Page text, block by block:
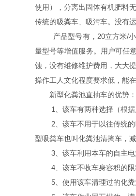
使用），分离出固体有机肥料
传统的吸粪车、吸污车。没有
产品型号有，20立方米/
量型号等增值服务。用户可任
蚀，没有维修维护费用，大大
操作工人文化程度要求低，能
新型化粪池直抽车的优势：
1
、该车有两种选择（根
2 、该车不用于以往传统
型吸粪车也叫化粪池清掏车，
3 、该车利用本车的自主
4 、该车不收车身容积的
5 、使用该车清理过的化